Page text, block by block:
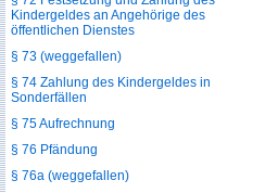
Kindergeldes an Angehörige des
öffentlichen Dienstes
§ 73 (weggefallen)
§ 74 Zahlung des Kindergeldes in
Sonderfällen
§ 75 Aufrechnung
§ 76 Pfändung
§ 76a (weggefallen)